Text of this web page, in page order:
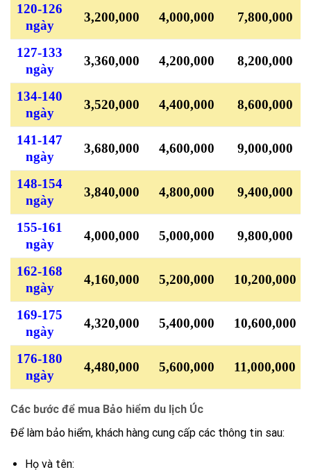
120-126
ngày
3,200,000 4,000,000 7,800,000
127-133
ngày
3,360,000 4,200,000 8,200,000
134-140
ngày
3,520,000 4,400,000 8,600,000
141-147
ngày
3,680,000 4,600,000 9,000,000
148-154
ngày
3,840,000 4,800,000 9,400,000
155-161
ngày
4,000,000 5,000,000 9,800,000
162-168
ngày
4,160,000 5,200,000 10,200,000
169-175
ngày
4,320,000 5,400,000 10,600,000
176-180
ngày
4,480,000 5,600,000 11,000,000
Các bước để mua Bảo hiểm du lịch Úc
Để làm bảo hiểm, khách hàng cung cấp các thông tin sau:
Họ và tên: